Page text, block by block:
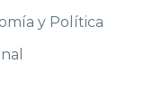
y Política